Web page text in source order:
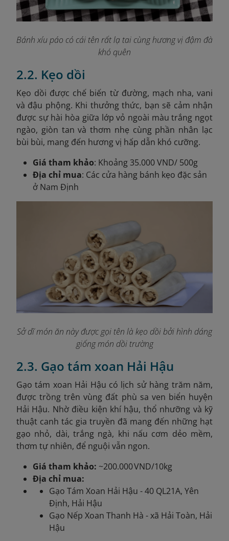
Bánh xíu páo có cái tên rất lạ tai cùng hương vị đậm đà
khó quên
2.2. Kẹo dồi
Kẹo dồi được chế biến từ đường, mạch nha, vani
và đậu phộng. Khi thưởng thức, bạn sẽ cảm nhận
được sự hài hòa giữa lớp vỏ ngoài màu trắng ngọt
ngào, giòn tan và thơm nhẹ cùng phần nhân lạc
bùi bùi, mang đến hương vị hấp dẫn khó cưỡng.
Giá tham khảo: Khoảng 35.000 VND/ 500g
Địa chỉ mua: Các cửa hàng bánh kẹo đặc sản
ở Nam Định
Sở dĩ món ăn này được gọi tên là kẹo dồi bởi hình dáng
giống món dồi trường
2.3. Gạo tám xoan Hải Hậu
Gạo tám xoan Hải Hậu có lịch sử hàng trăm năm,
được trồng trên vùng đất phù sa ven biển huyện
Hải Hậu. Nhờ điều kiện khí hậu, thổ nhưỡng và kỹ
thuật canh tác gia truyền đã mang đến những hạt
gạo nhỏ, dài, trắng ngà, khi nấu cơm dẻo mềm,
thơm tự nhiên, để nguội vẫn ngon.
Giá tham khảo: ~200.000 VND/10kg
Địa chỉ mua:
Gạo Tám Xoan Hải Hậu - 40 QL21A, Yên
Định, Hải Hậu
Gạo Nếp Xoan Thanh Hà - xã Hải Toàn, Hải
Hậu